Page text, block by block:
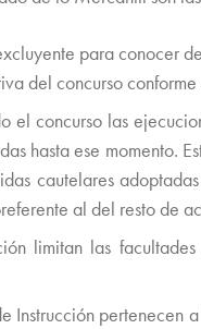
para conocer
del concurso
concurso las
hasta ese
cautelares
al del resto de
limitan las
Instrucción